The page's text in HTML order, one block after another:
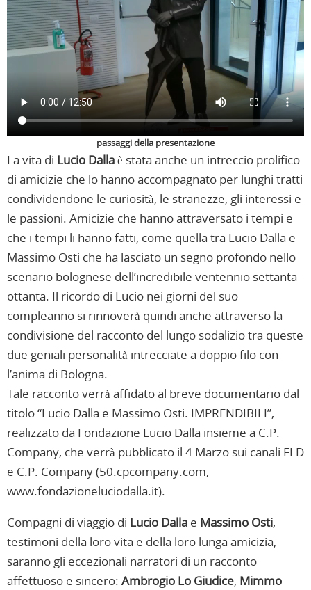
passaggi della presentazione
La vita di Lucio Dallaè stata anche un intreccio prolifico
di amicizie che lo hanno accompagnato per lunghi tratti
condividendone le curiosità, le stranezze, gli interessi e
le passioni. Amicizie che hanno attraversato i tempi e
che i tempi li hanno fatti, come quella tra Lucio Dalla e
Massimo Osti che ha lasciato un segno profondo nello
scenario bolognese dell’incredibile ventennio settanta-
ottanta. Il ricordo di Lucio nei giorni del suo
compleanno si rinnoverà quindi anche attraverso la
condivisione del racconto del lungo sodalizio tra queste
due geniali personalità intrecciate a doppio filo con
l’anima di Bologna.
Tale racconto verrà affidato al breve documentario dal
titolo “Lucio Dalla e Massimo Osti. IMPRENDIBILI”,
realizzato da Fondazione Lucio Dalla insieme a C.P.
Company, che verrà pubblicato il 4 Marzo sui canali FLD
e C.P. Company (50.cpcompany.com,
www.fondazioneluciodalla.it).
Compagni di viaggio di Lucio Dalla e Massimo Osti,
testimoni della loro vita e della loro lunga amicizia,
saranno gli eccezionali narratori di un racconto
affettuoso e sincero: Ambrogio Lo Giudice, Mimmo